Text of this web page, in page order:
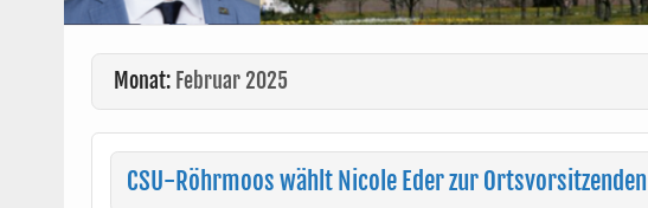
Monat: Februar 2025
CSU-Röhrmoos wählt Nicole Eder zur Ortsvorsitzenden